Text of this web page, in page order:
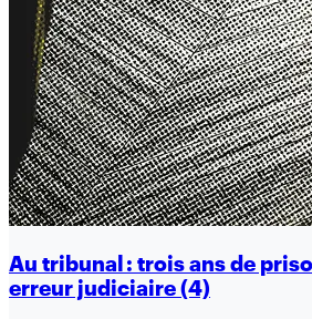
Au tribunal : trois ans de
erreur judiciaire (4)